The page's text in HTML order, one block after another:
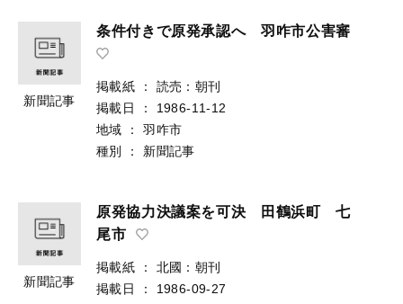
新聞記事
条件付きで原発承認へ 羽咋市公害審
掲載紙 ：
読売：朝刊
掲載日
：
1986-11-12
地域
：
羽咋市
種別
： 新聞記事
新聞記事
原発協力決議案を可決 田鶴浜町 七
尾市
掲載紙 ：
北國：朝刊
掲載日
：
1986-09-27